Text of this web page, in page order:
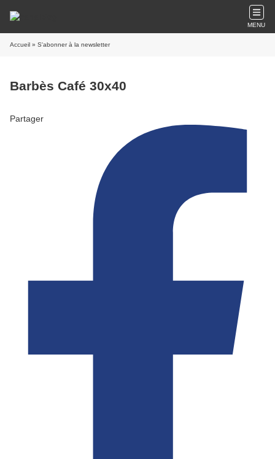
MENU
Accueil » S'abonner à la newsletter
Barbès Café 30x40
Partager